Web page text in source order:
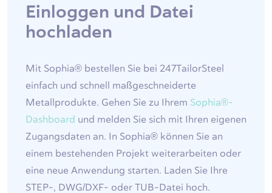
Einloggen und Datei
hochladen
Mit Sophia® bestellen Sie bei 247TailorSteel
einfach und schnell maßgeschneiderte
Metallprodukte. Gehen Sie zu Ihrem Sophia®-
Dashboard und melden Sie sich mit Ihren eigenen
Zugangsdaten an. In Sophia® können Sie an
einem bestehenden Projekt weiterarbeiten oder
eine neue Anwendung starten. Laden Sie Ihre
STEP-, DWG/DXF- oder TUB-Datei hoch.